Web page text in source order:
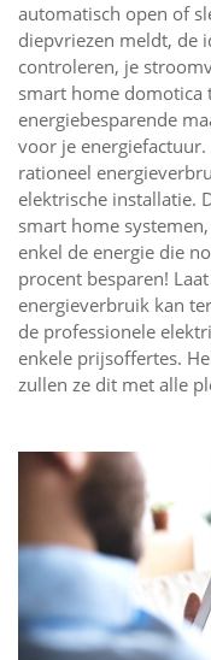
automatisch open of
diepvriezen meldt, de
controleren, je
smart home domotica
energiebesparende
voor je
rationeel
elektrische installatie.
smart home
enkel de energie die
procent besparen!
energieverbruik kan
de professionele
enkele prijsoffertes.
zullen ze dit met alle